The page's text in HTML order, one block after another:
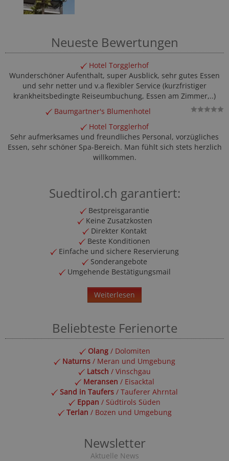
Neueste Bewertungen
Hotel Torgglerhof
Wunderschöner Aufenthalt, super Ausblick, sehr gutes Essen
und sehr netter und v.a flexibler Service (kurzfristiger
krankheitsbedingte Reiseumbuchung, Essen am Zimmer,..)
Baumgartner's Blumenhotel
Hotel Torgglerhof
Sehr aufmerksames und freundliches Personal, vorzügliches
Essen, sehr schöner Spa-Bereich. Man fühlt sich stets herzlich
willkommen.
Suedtirol.ch garantiert:
Bestpreisgarantie
Keine Zusatzkosten
Direkter Kontakt
Beste Konditionen
Einfache und sichere Reservierung
Sonderangebote
Umgehende Bestätigungsmail
Weiterlesen
Beliebteste Ferienorte
Olang/ Dolomiten
Naturns / Meran und Umgebung
Latsch / Vinschgau
Meransen / Eisacktal
Sand in Taufers / Tauferer Ahrntal
Eppan / Südtirols Süden
Terlan / Bozen und Umgebung
Newsletter
Aktuelle News